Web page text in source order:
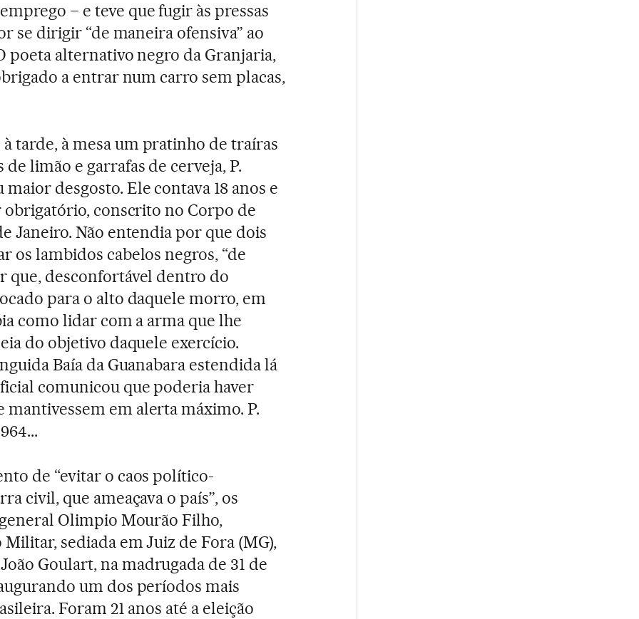
– e teve que fugir às pressas
se dirigir “de maneira ofensiva” ao
poeta alternativo negro da Granjaria,
a entrar num carro sem placas,
tarde, à mesa um pratinho de traíras
limão e garrafas de cerveja, P.
desgosto. Ele contava 18 anos e
conscrito no Corpo de
Janeiro. Não entendia por que dois
os lambidos cabelos negros, “de
que, desconfortável dentro do
para o alto daquele morro, em
como lidar com a arma que lhe
do objetivo daquele exercício.
Baía da Guanabara estendida lá
comunicou que poderia haver
mantivessem em alerta máximo. P.
de “evitar o caos político-
civil, que ameaçava o país”, os
Olimpio Mourão Filho,
Militar, sediada em Juiz de Fora (MG),
Goulart, na madrugada de 31 de
um dos períodos mais
Foram 21 anos até a eleição